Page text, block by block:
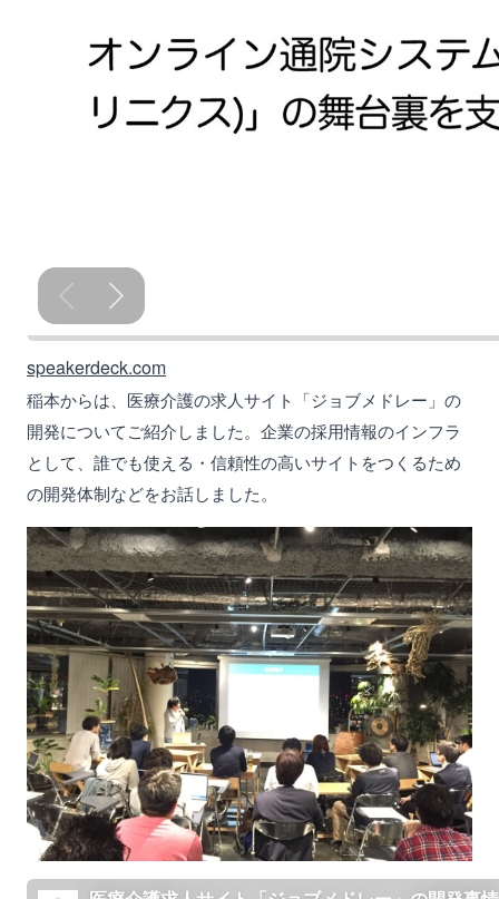
speakerdeck.com
稲本からは、医療介護の求人サイト「ジョブメドレー」の
開発についてご紹介しました。企業の採用情報のインフラ
として、誰でも使える・信頼性の高いサイトをつくるため
の開発体制などをお話しました。